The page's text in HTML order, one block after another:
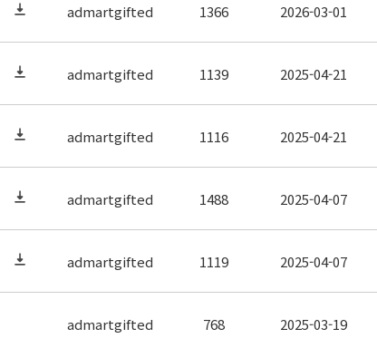
admartgifted 1366 2026-03-01
admartgifted 1139 2025-04-21
admartgifted 1116 2025-04-21
admartgifted 1488 2025-04-07
admartgifted 1119 2025-04-07
admartgifted 768 2025-03-19